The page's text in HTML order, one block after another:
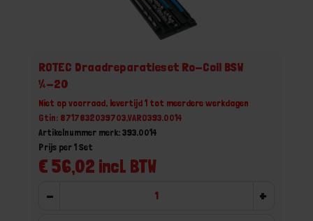
ROTEC Draadreparatieset Ro-Coil BSW
¼-20
Niet op voorraad, levertijd 1 tot meerdere werkdagen
Gtin: 8717832039703,VARO393.0014
Artikelnummer merk: 393.0014
€ 56,02 incl. BTW
Prijs per 1 Set
- +